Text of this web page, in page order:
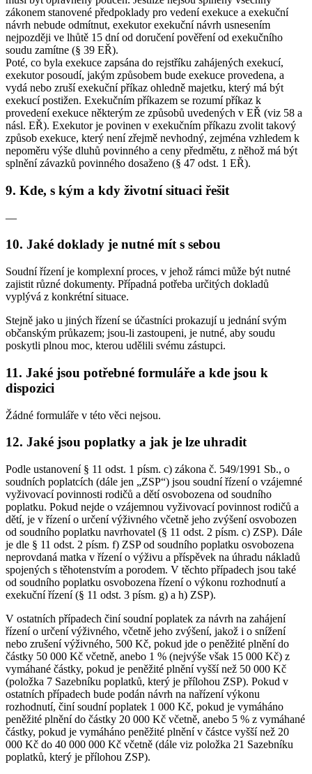
zákonem stanovené předpoklady pro vedení exekuce a exekuční
návrh nebude odmítnut, exekutor exekuční návrh usnesením
nejpozději ve lhůtě 15 dní od doručení pověření od exekučního
soudu zamítne (§ 39 EŘ).
Poté, co byla exekuce zapsána do rejstříku zahájených exekucí,
exekutor posoudí, jakým způsobem bude exekuce provedena, a
vydá nebo zruší exekuční příkaz ohledně majetku, který má být
exekucí postižen. Exekučním příkazem se rozumí příkaz k
provedení exekuce některým ze způsobů uvedených v EŘ (viz 58 a
násl. EŘ). Exekutor je povinen v exekučním příkazu zvolit takový
způsob exekuce, který není zřejmě nevhodný, zejména vzhledem k
nepoměru výše dluhů povinného a ceny předmětu, z něhož má být
splnění závazků povinného dosaženo (§ 47 odst. 1 EŘ).
9. Kde, s kým a kdy životní situaci řešit
—
10. Jaké doklady je nutné mít s sebou
Soudní řízení je komplexní proces, v jehož rámci může být nutné
zajistit různé dokumenty. Případná potřeba určitých dokladů
vyplývá z konkrétní situace.
Stejně jako u jiných řízení se účastníci prokazují u jednání svým
občanským průkazem; jsou-li zastoupeni, je nutné, aby soudu
poskytli plnou moc, kterou udělili svému zástupci.
11. Jaké jsou potřebné formuláře a kde jsou k
dispozici
Žádné formuláře v této věci nejsou.
12. Jaké jsou poplatky a jak je lze uhradit
Podle ustanovení § 11 odst. 1 písm. c) zákona č. 549/1991 Sb., o
soudních poplatcích (dále jen „ZSP“) jsou soudní řízení o vzájemné
vyživovací povinnosti rodičů a dětí osvobozena od soudního
poplatku. Pokud nejde o vzájemnou vyživovací povinnost rodičů a
dětí, je v řízení o určení výživného včetně jeho zvýšení osvobozen
od soudního poplatku navrhovatel (§ 11 odst. 2 písm. c) ZSP). Dále
je dle § 11 odst. 2 písm. f) ZSP od soudního poplatku osvobozena
neprovdaná matka v řízení o výživu a příspěvek na úhradu nákladů
spojených s těhotenstvím a porodem. V těchto případech jsou také
od soudního poplatku osvobozena řízení o výkonu rozhodnutí a
exekuční řízení (§ 11 odst. 3 písm. g) a h) ZSP).
V ostatních případech činí soudní poplatek za návrh na zahájení
řízení o určení výživného, včetně jeho zvýšení, jakož i o snížení
nebo zrušení výživného, 500 Kč, pokud jde o peněžité plnění do
částky 50 000 Kč včetně, anebo 1 % (nejvýše však 15 000 Kč) z
vymáhané částky, pokud je peněžité plnění vyšší než 50 000 Kč
(položka 7 Sazebníku poplatků, který je přílohou ZSP). Pokud v
ostatních případech bude podán návrh na nařízení výkonu
rozhodnutí, činí soudní poplatek 1 000 Kč, pokud je vymáháno
peněžité plnění do částky 20 000 Kč včetně, anebo 5 % z vymáhané
částky, pokud je vymáháno peněžité plnění v částce vyšší než 20
000 Kč do 40 000 000 Kč včetně (dále viz položka 21 Sazebníku
poplatků, který je přílohou ZSP).